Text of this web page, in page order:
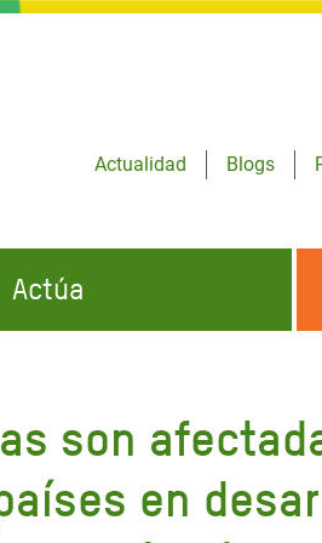
Actualidad
Blogs
CONÓCENOS
Actúa
son
en